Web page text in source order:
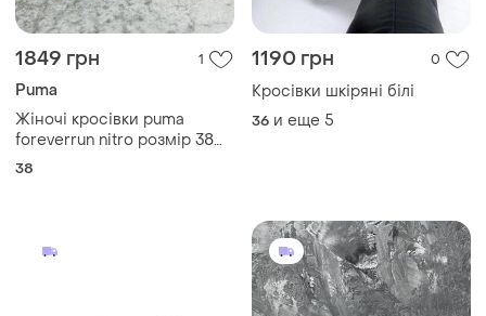
1849 грн 1
Puma
Жіночі кросівки puma
foreverrun nitro розмір 38
сітка / hyrox velocity deviate
38
1190 грн 0
Кросівки шкіряні білі
36 и еще 5